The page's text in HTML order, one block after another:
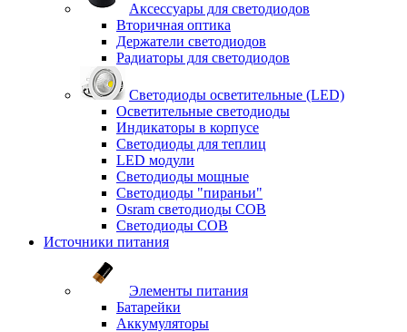
Аксессуары для светодиодов
Вторичная оптика
Держатели светодиодов
Радиаторы для светодиодов
Светодиоды осветительные (LED)
Осветительные светодиоды
Индикаторы в корпусе
Светодиоды для теплиц
LED модули
Светодиоды мощные
Светодиоды "пираньи"
Osram светодиоды COB
Светодиоды COB
Источники питания
Элементы питания
Батарейки
Аккумуляторы